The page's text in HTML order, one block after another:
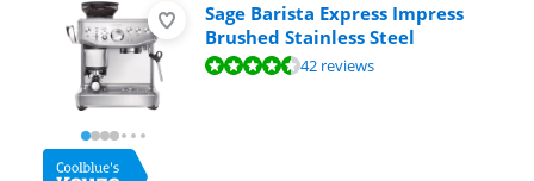
Sage Barista Express Impress
Brushed Stainless Steel
Beoordeling is 8,9 van de 10, gebaseerd op 42 reviews.
42 reviews